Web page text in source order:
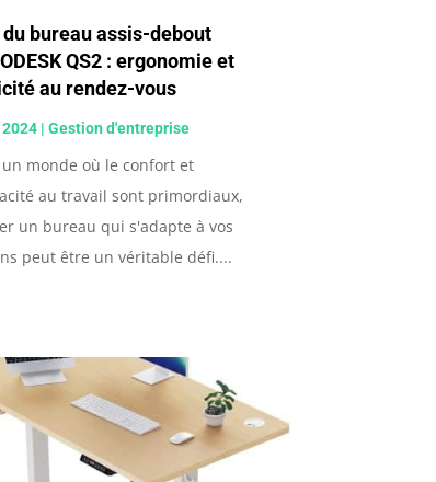
bureau assis-debout
QS2 : ergonomie et
au rendez-vous
2024| Gestion d'entreprise
un monde où le confort et
au travail sont primordiaux,
un bureau qui s'adapte à vos
peut être un véritable défi....